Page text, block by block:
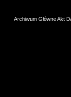
Archiwum Główne Akt